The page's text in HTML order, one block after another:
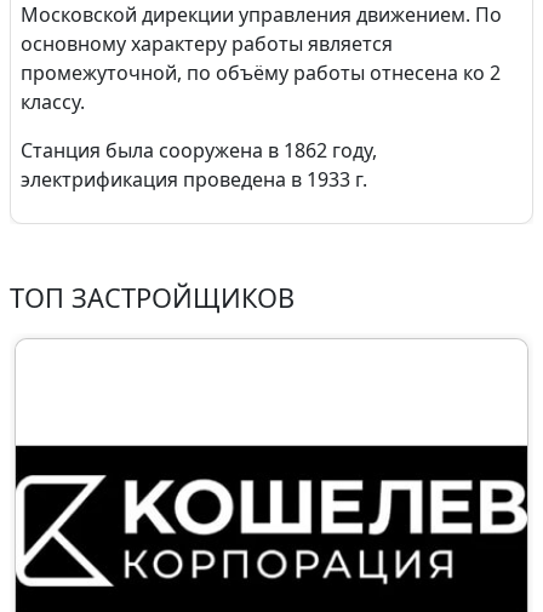
Московской дирекции управления движением. По
основному характеру работы является
промежуточной, по объёму работы отнесена ко 2
классу.
Станция была сооружена в 1862 году,
электрификация проведена в 1933 г.
ТОП ЗАСТРОЙЩИКОВ